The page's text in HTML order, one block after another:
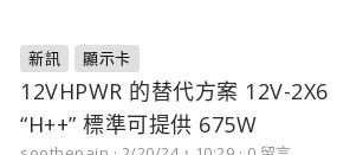
新訊 顯示卡
12VHPWR 的替代方案 12V-2X6
“H++” 標準可提供 675W